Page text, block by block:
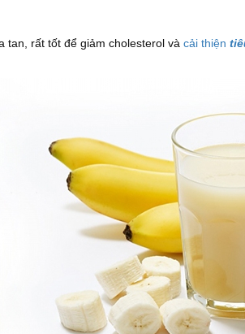
tan, rất tốt để giảm cholesterol và cải thiện